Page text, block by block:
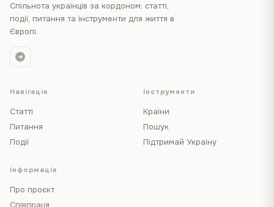
Спільнота українців за кордоном: статті,
події, питання та інструменти для життя в
Європі.
Навігація
Статті
Питання
Події
Інструменти
Країни
Пошук
Підтримай Україну
Інформація
Про проєкт
Співпраця